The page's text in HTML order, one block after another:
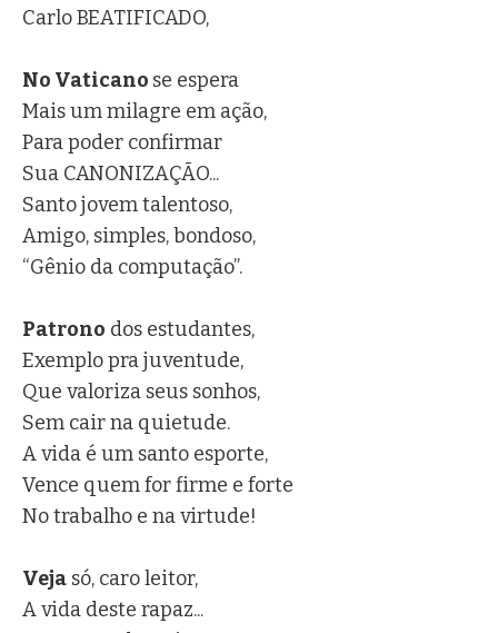
Carlo BEATIFICADO,
No Vaticano se espera
Mais um milagre em ação,
Para poder confirmar
Sua CANONIZAÇÃO...
Santo jovem talentoso,
Amigo, simples, bondoso,
“Gênio da computação”.
Patrono dos estudantes,
Exemplo pra juventude,
Que valoriza seus sonhos,
Sem cair na quietude.
A vida é um santo esporte,
Vence quem for firme e forte
No trabalho e na virtude!
Veja só, caro leitor,
A vida deste rapaz...